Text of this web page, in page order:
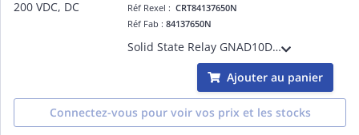
Réf Rexel :CRT84137650N
Réf Fab :84137650N
Solid State Relay GNAD10DH, GNAD Series, Single Phase, Panel Mount, 10A, Input Voltage 4-32 VDC, Output Voltage 200 VDC, DC, Input Protection, IP20
Ajouter au panier
Connectez-vous pour voir vos prix et les stocks